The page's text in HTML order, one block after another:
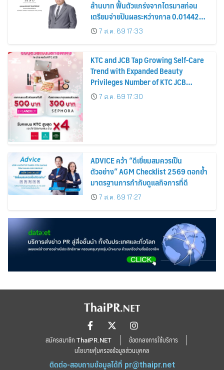
ล้านบาท ฟื้นตัวแกร่งจากไตรมาสก่อน
เตรียมจ่ายปันผลระหว่างกาล 0.014423
บาทต่อหุ้น ครึ่งปีหลังมุ่งเติบโตต่อเนื่อง
7 ส.ค. 69 17:33
KTC and JCB Tap Growing Self-Care
Trend with Expanded Beauty
Privileges Number of KTC JCB
Cardmembers Spending on
Cosmetics Rises 26%
7 ส.ค. 69 17:30
ADVICE คว้า “ดีเยี่ยมสมควรเป็น
ตัวอย่าง” AGM Checklist 2569 ตอกย้ำ
มาตรฐานการกำกับดูแลกิจการที่ดี
7 ส.ค. 69 17:27
สมัครสมาชิก ThaiPR.NET
ข้อตกลงการใช้บริการ
นโยบายคุ้มครองข้อมูลส่วนบุคคล
ติดต่อ-สอบถามข้อมูลได้ที่ pr@thaipr.net